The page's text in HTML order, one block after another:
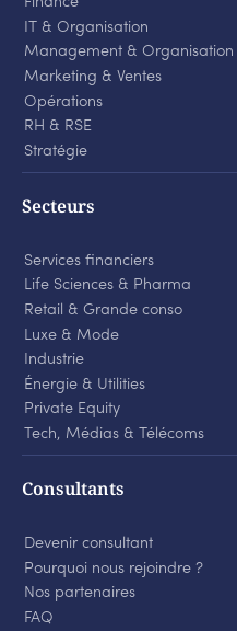
IT & Organisation
Management & Organisation
Marketing & Ventes
Opérations
RH & RSE
Stratégie
Secteurs
Services financiers
Life Sciences & Pharma
Retail & Grande conso
Luxe & Mode
Industrie
Énergie & Utilities
Private Equity
Tech, Médias & Télécoms
Consultants
Devenir consultant
Pourquoi nous rejoindre ?
Nos partenaires
FAQ